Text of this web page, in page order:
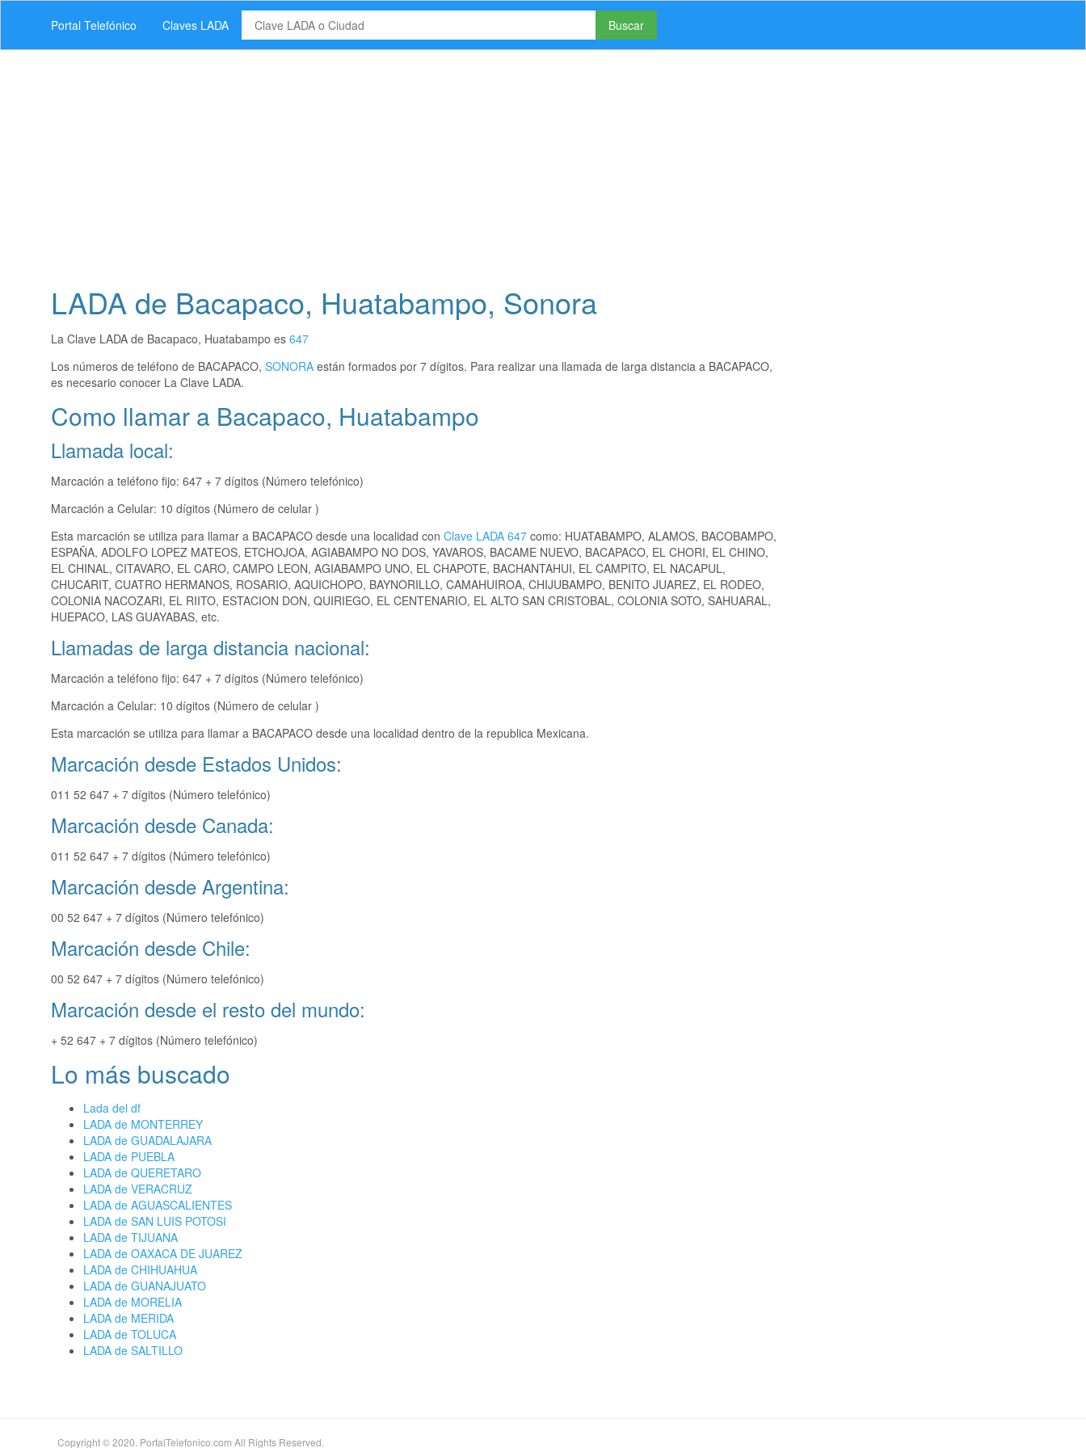
Portal Telefónico Claves LADA Buscar
LADA de Bacapaco, Huatabampo, Sonora
La Clave LADA de Bacapaco, Huatabampo es 647
Los números de teléfono de BACAPACO, SONORA están formados por 7 dígitos. Para realizar una llamada de larga distancia a BACAPACO,
es necesario conocer La Clave LADA.
Como llamar a Bacapaco, Huatabampo
Llamada local:
Marcación a teléfono fijo: 647 + 7 dígitos (Número telefónico)
Marcación a Celular: 10 dígitos (Número de celular )
Esta marcación se utiliza para llamar a BACAPACO desde una localidad con Clave LADA 647 como: HUATABAMPO, ALAMOS, BACOBAMPO,
ESPAÑA, ADOLFO LOPEZ MATEOS, ETCHOJOA, AGIABAMPO NO DOS, YAVAROS, BACAME NUEVO, BACAPACO, EL CHORI, EL CHINO,
EL CHINAL, CITAVARO, EL CARO, CAMPO LEON, AGIABAMPO UNO, EL CHAPOTE, BACHANTAHUI, EL CAMPITO, EL NACAPUL,
CHUCARIT, CUATRO HERMANOS, ROSARIO, AQUICHOPO, BAYNORILLO, CAMAHUIROA, CHIJUBAMPO, BENITO JUAREZ, EL RODEO,
COLONIA NACOZARI, EL RIITO, ESTACION DON, QUIRIEGO, EL CENTENARIO, EL ALTO SAN CRISTOBAL, COLONIA SOTO, SAHUARAL,
HUEPACO, LAS GUAYABAS, etc.
Llamadas de larga distancia nacional:
Marcación a teléfono fijo: 647 + 7 dígitos (Número telefónico)
Marcación a Celular: 10 dígitos (Número de celular )
Esta marcación se utiliza para llamar a BACAPACO desde una localidad dentro de la republica Mexicana.
Marcación desde Estados Unidos:
011 52 647 + 7 dígitos (Número telefónico)
Marcación desde Canada:
011 52 647 + 7 dígitos (Número telefónico)
Marcación desde Argentina:
00 52 647 + 7 dígitos (Número telefónico)
Marcación desde Chile:
00 52 647 + 7 dígitos (Número telefónico)
Marcación desde el resto del mundo:
+ 52 647 + 7 dígitos (Número telefónico)
Lo más buscado
Lada del df
LADA de MONTERREY
LADA de GUADALAJARA
LADA de PUEBLA
LADA de QUERETARO
LADA de VERACRUZ
LADA de AGUASCALIENTES
LADA de SAN LUIS POTOSI
LADA de TIJUANA
LADA de OAXACA DE JUAREZ
LADA de CHIHUAHUA
LADA de GUANAJUATO
LADA de MORELIA
LADA de MERIDA
LADA de TOLUCA
LADA de SALTILLO
Copyright © 2020. PortalTelefonico.com All Rights Reserved.